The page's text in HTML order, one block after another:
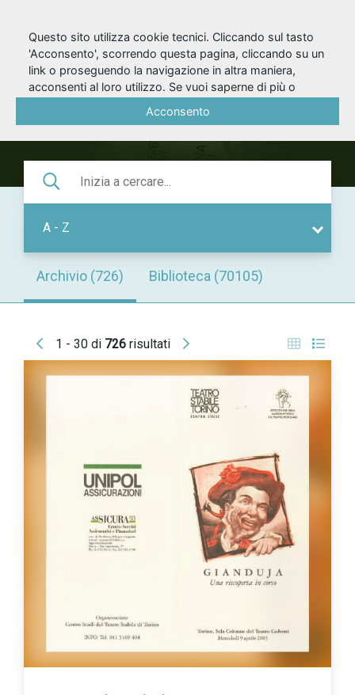
ARCHIVIO/
A - Z
Archivio (726) Biblioteca (70105)
1 - 30 di 726 risultati
Questo sito utilizza cookie tecnici. Cliccando sul tasto
'Acconsento', scorrendo questa pagina, cliccando su un
link o proseguendo la navigazione in altra maniera,
acconsenti al loro utilizzo. Se vuoi saperne di più o
Acconsento